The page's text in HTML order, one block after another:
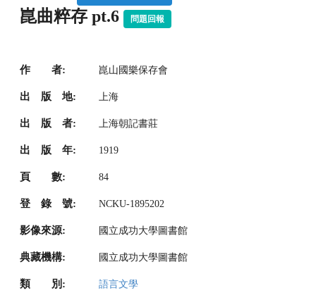
崑曲粹存 pt.6 問題回報
作 者: 崑山國樂保存會
出 版 地: 上海
出 版 者: 上海朝記書莊
出 版 年: 1919
頁 數: 84
登 錄 號: NCKU-1895202
影像來源: 國立成功大學圖書館
典藏機構: 國立成功大學圖書館
類 別: 語言文學